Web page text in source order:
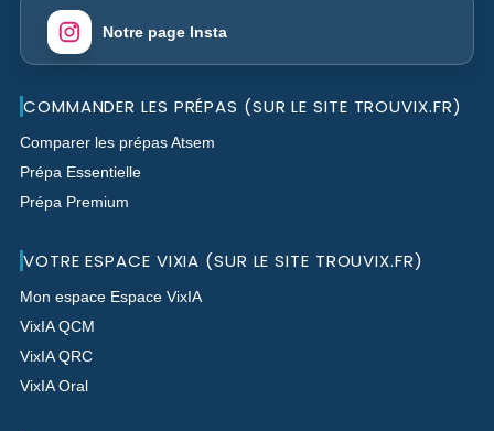
Notre page Insta
COMMANDER LES PRÉPAS (SUR LE SITE TROUVIX.FR)
Comparer les prépas Atsem
Prépa Essentielle
Prépa Premium
VOTRE ESPACE VIXIA (SUR LE SITE TROUVIX.FR)
Mon espace Espace VixIA
VixIA QCM
VixIA QRC
VixIA Oral